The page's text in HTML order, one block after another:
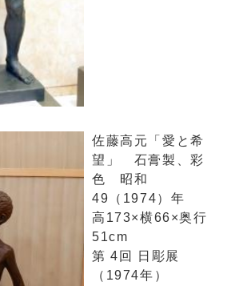
佐藤高元「愛と希
望」 石膏製、彩
色 昭和
49（1974）年
高173×横66×奥行
51cm
第 4回 日彫展
（1974年）